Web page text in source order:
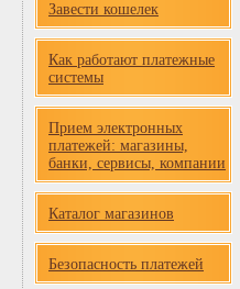
Завести кошелек
Как работают платежные
системы
Прием электронных
платежей: магазины,
банки, сервисы, компании
Каталог магазинов
Безопасность платежей